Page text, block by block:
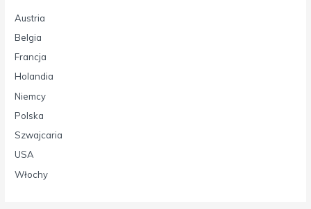
Austria
Belgia
Francja
Holandia
Niemcy
Polska
Szwajcaria
USA
Włochy